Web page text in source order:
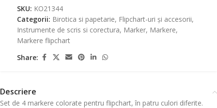
SKU: KO21344
Categorii: Birotica si papetarie, Flipchart-uri și accesorii,
Instrumente de scris si corectura, Marker, Markere,
Markere flipchart
Share:
Descriere
Set de 4 markere colorate pentru flipchart, în patru culori diferite.